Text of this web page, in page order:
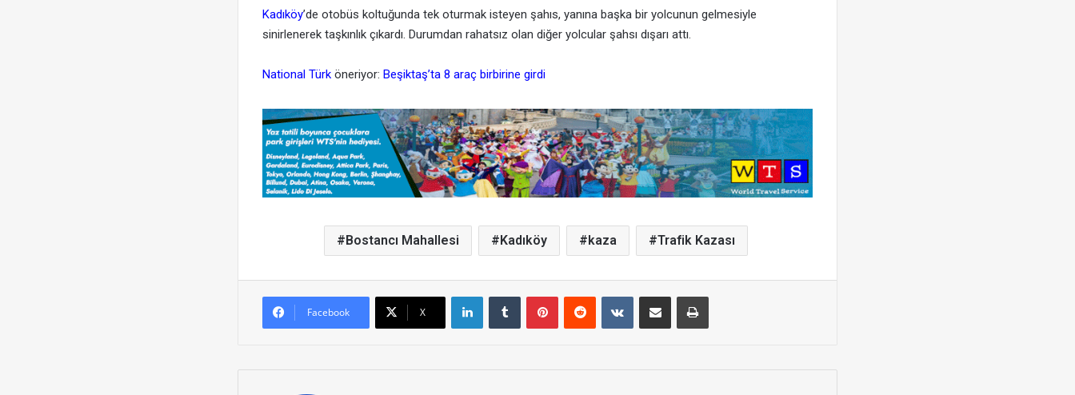
Kadıköy’de otobüs koltuğunda tek oturmak isteyen şahıs, yanına başka bir yolcunun gelmesiyle
sinirlenerek taşkınlık çıkardı. Durumdan rahatsız olan diğer yolcular şahsı dışarı attı.
National Türk öneriyor: Beşiktaş’ta 8 araç birbirine girdi
Bostancı Mahallesi Kadıköy kaza Trafik Kazası
Facebook X